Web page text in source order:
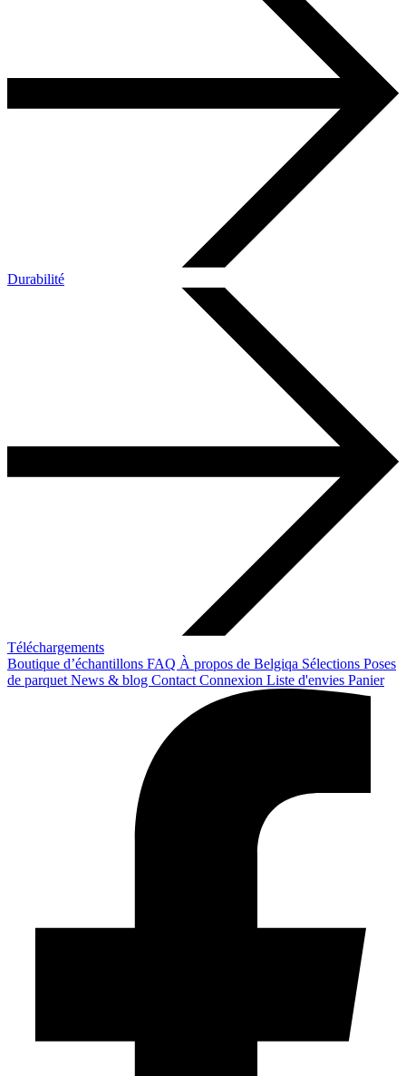
Durabilité
Téléchargements
Boutique d’échantillons FAQ À propos de Belgiqa Sélections Poses
de parquet News & blog Contact Connexion Liste d'envies Panier